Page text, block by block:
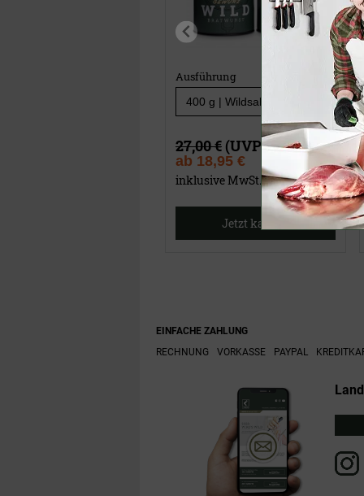
Ausführung
27,00 € (UVP)
ab 18,95 €
inklusive MwSt.
Jetzt kaufen
EINFACHE ZAHLUNG
RECHNUNG
VORKASSE PAYPAL